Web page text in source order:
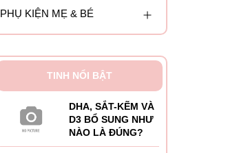
PHỤ KIỆN MẸ & BÉ
TINH NỔI BẬT
DHA, SẮT-KẼM VÀ
D3 BỔ SUNG NHƯ
NÀO LÀ ĐÚNG?